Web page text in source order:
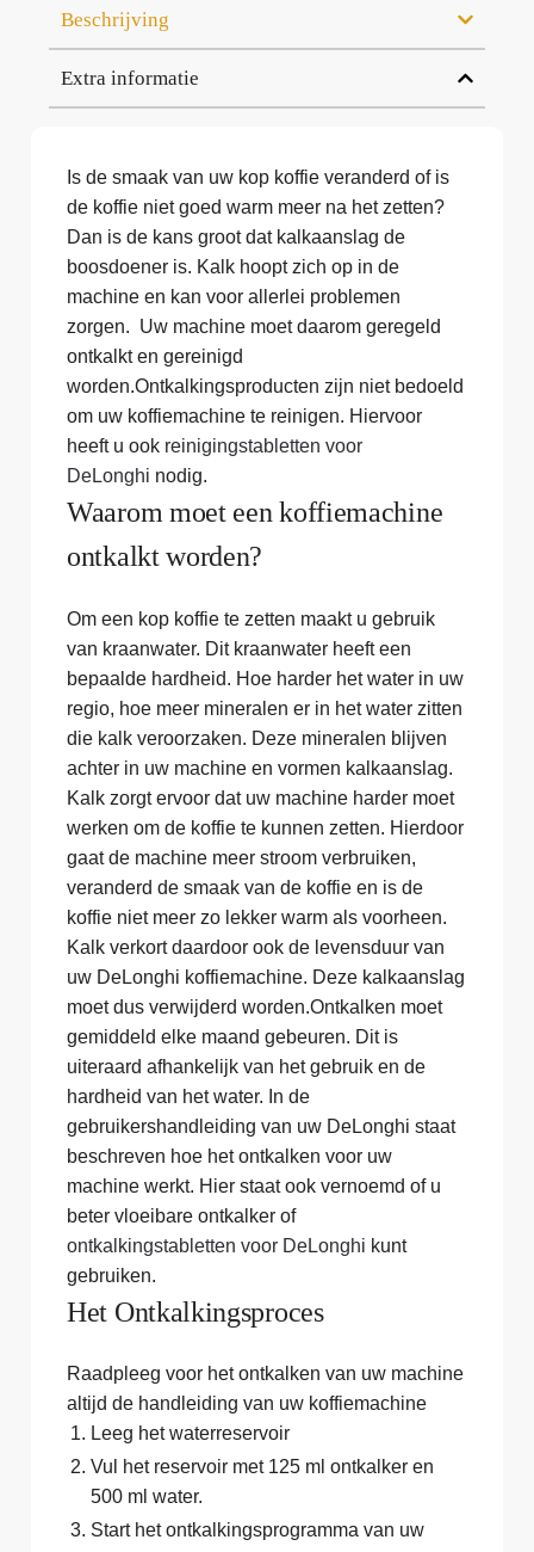
Beschrijving
Extra informatie
Is de smaak van uw kop koffie veranderd of is
de koffie niet goed warm meer na het zetten?
Dan is de kans groot dat kalkaanslag de
boosdoener is. Kalk hoopt zich op in de
machine en kan voor allerlei problemen
zorgen. Uw machine moet daarom geregeld
ontkalkt en gereinigd
worden.Ontkalkingsproducten zijn niet bedoeld
om uw koffiemachine te reinigen. Hiervoor
heeft u ook reinigingstabletten voor
DeLonghi nodig.
Waarom moet een koffiemachine
ontkalkt worden?
Om een kop koffie te zetten maakt u gebruik
van kraanwater. Dit kraanwater heeft een
bepaalde hardheid. Hoe harder het water in uw
regio, hoe meer mineralen er in het water zitten
die kalk veroorzaken. Deze mineralen blijven
achter in uw machine en vormen kalkaanslag.
Kalk zorgt ervoor dat uw machine harder moet
werken om de koffie te kunnen zetten. Hierdoor
gaat de machine meer stroom verbruiken,
veranderd de smaak van de koffie en is de
koffie niet meer zo lekker warm als voorheen.
Kalk verkort daardoor ook de levensduur van
uw DeLonghi koffiemachine. Deze kalkaanslag
moet dus verwijderd worden.Ontkalken moet
gemiddeld elke maand gebeuren. Dit is
uiteraard afhankelijk van het gebruik en de
hardheid van het water. In de
gebruikershandleiding van uw DeLonghi staat
beschreven hoe het ontkalken voor uw
machine werkt. Hier staat ook vernoemd of u
beter vloeibare ontkalker of
ontkalkingstabletten voor DeLonghi kunt
gebruiken.
Het Ontkalkingsproces
Raadpleeg voor het ontkalken van uw machine
altijd de handleiding van uw koffiemachine
Leeg het waterreservoir
Vul het reservoir met 125 ml ontkalker en
500 ml water.
Start het ontkalkingsprogramma van uw